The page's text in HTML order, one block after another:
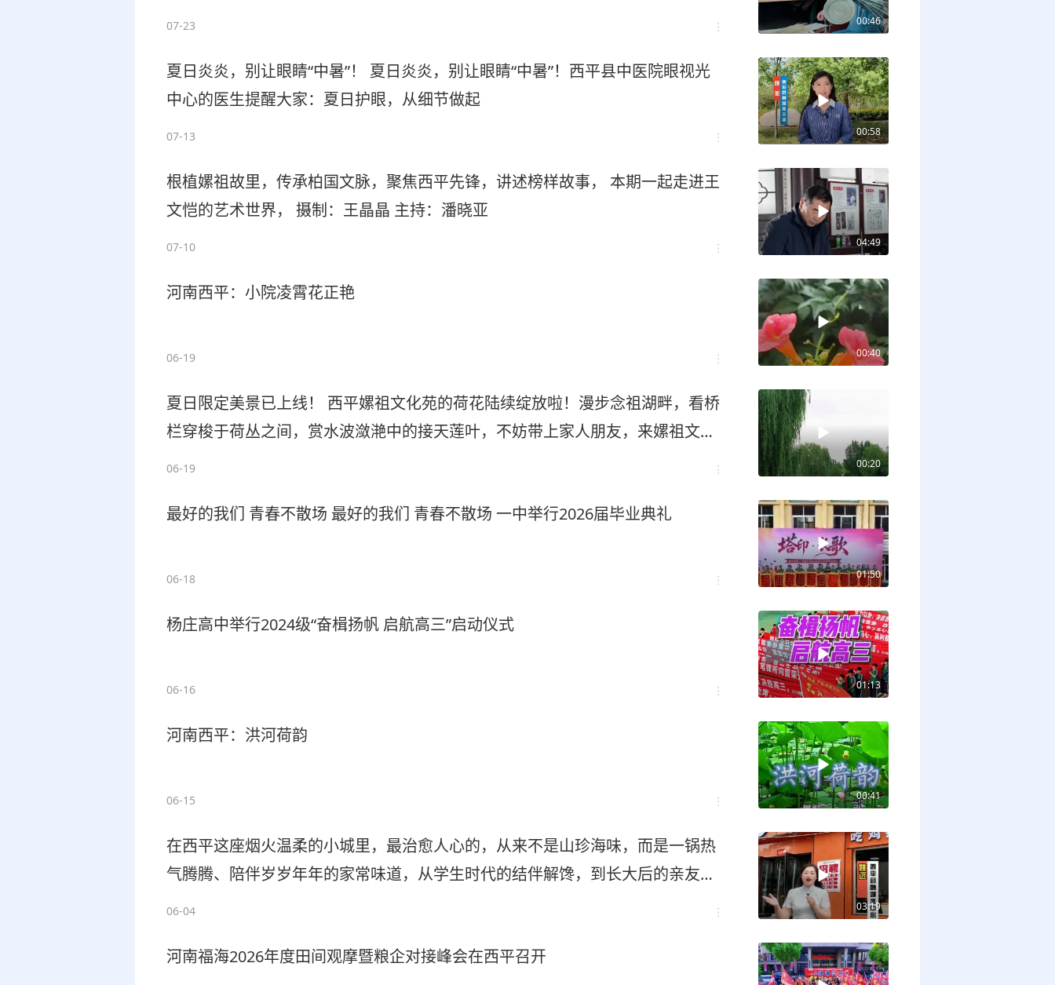
乡里邻里
07-23 00:46
夏日炎炎，别让眼睛“中暑”！ 夏日炎炎，别让眼睛“中暑”！西平县中医院眼视光
中心的医生提醒大家：夏日护眼，从细节做起
07-13 00:58
根植嫘祖故里，传承柏国文脉，聚焦西平先锋，讲述榜样故事， 本期一起走进王
文恺的艺术世界， 摄制：王晶晶 主持：潘晓亚
07-10 04:49
河南西平：小院凌霄花正艳
06-19 00:40
夏日限定美景已上线！ 西平嫘祖文化苑的荷花陆续绽放啦！漫步念祖湖畔，看桥
栏穿梭于荷丛之间，赏水波潋滟中的接天莲叶，不妨带上家人朋友，来嫘祖文化
苑赏荷、漫步、吹风，尽享这份惬意的夏日荷韵之美吧
06-19 00:20
最好的我们 青春不散场 最好的我们 青春不散场 一中举行2026届毕业典礼
06-18 01:50
杨庄高中举行2024级“奋楫扬帆 启航高三”启动仪式
06-16 01:13
河南西平：洪河荷韵
06-15 00:41
在西平这座烟火温柔的小城里，最治愈人心的，从来不是山珍海味，而是一锅热
气腾腾、陪伴岁岁年年的家常味道，从学生时代的结伴解馋，到长大后的亲友小
聚，大盘鸡早已深深融进西平人的三餐四季，今天，就让我们一同探寻，这火遍
06-04 03:19
河南福海2026年度田间观摩暨粮企对接峰会在西平召开